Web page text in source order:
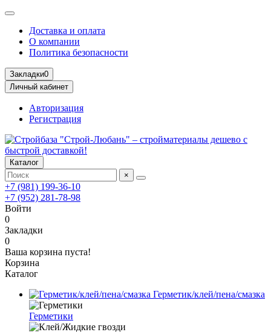
Доставка и оплата
О компании
Политика безопасности
Закладки0
Личный кабинет
Авторизация
Регистрация
Каталог
×
+7 (981) 199-36-10
+7 (952) 281-78-98
Войти
0
Закладки
0
Ваша корзина пуста!
Корзина
Каталог
Герметик/клей/пена/смазка
Герметики